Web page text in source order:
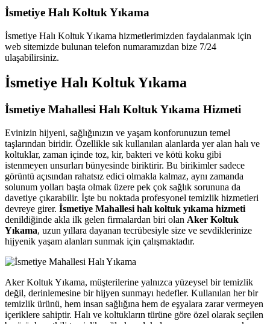
İsmetiye Halı Koltuk Yıkama
İsmetiye Halı Koltuk Yıkama hizmetlerimizden faydalanmak için
web sitemizde bulunan telefon numaramızdan bize 7/24
ulaşabilirsiniz.
İsmetiye Halı Koltuk Yıkama
İsmetiye Mahallesi Halı Koltuk Yıkama Hizmeti
Evinizin hijyeni, sağlığınızın ve yaşam konforunuzun temel
taşlarından biridir. Özellikle sık kullanılan alanlarda yer alan halı ve
koltuklar, zaman içinde toz, kir, bakteri ve kötü koku gibi
istenmeyen unsurları bünyesinde biriktirir. Bu birikimler sadece
görüntü açısından rahatsız edici olmakla kalmaz, aynı zamanda
solunum yolları başta olmak üzere pek çok sağlık sorununa da
davetiye çıkarabilir. İşte bu noktada profesyonel temizlik hizmetleri
devreye girer. İsmetiye Mahallesi halı koltuk yıkama hizmeti
denildiğinde akla ilk gelen firmalardan biri olan Aker Koltuk
Yıkama, uzun yıllara dayanan tecrübesiyle size ve sevdiklerinize
hijyenik yaşam alanları sunmak için çalışmaktadır.
Aker Koltuk Yıkama, müşterilerine yalnızca yüzeysel bir temizlik
değil, derinlemesine bir hijyen sunmayı hedefler. Kullanılan her bir
temizlik ürünü, hem insan sağlığına hem de eşyalara zarar vermeyen
içeriklere sahiptir. Halı ve koltukların türüne göre özel olarak seçilen